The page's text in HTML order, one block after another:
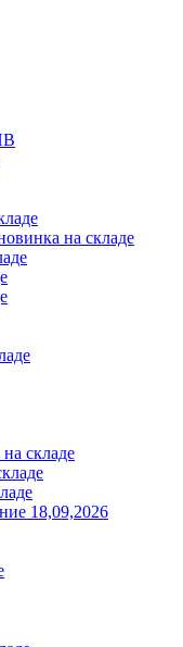
на складе
складе
18,09,2026